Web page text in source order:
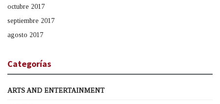
octubre 2017
septiembre 2017
agosto 2017
Categorías
ARTS AND ENTERTAINMENT